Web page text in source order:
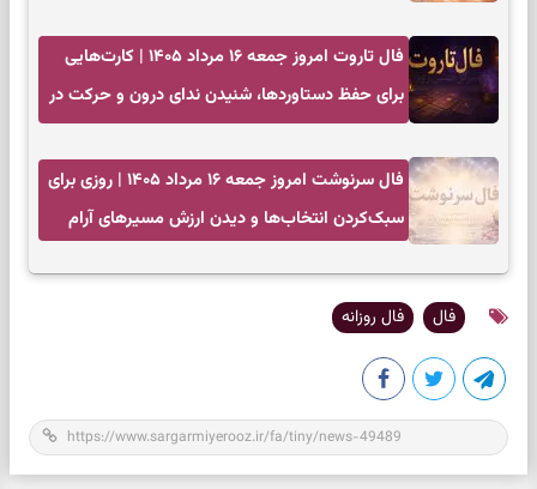
فال تاروت امروز جمعه ۱۶ مرداد ۱۴۰۵ | کارت‌هایی
برای حفظ دستاوردها، شنیدن ندای درون و حرکت در
فال سرنوشت امروز جمعه ۱۶ مرداد ۱۴۰۵ | روزی برای
سبک‌کردن انتخاب‌ها و دیدن ارزش مسیرهای آرام
فال فال روزانه